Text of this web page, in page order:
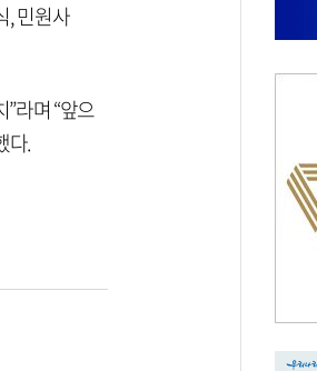
, 민원사
라며 “앞으
다.